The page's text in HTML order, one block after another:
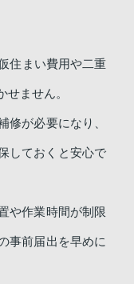
住まい費用や二重
ません。
修が必要になり、
しておくと安心で
や作業時間が制限
事前届出を早めに